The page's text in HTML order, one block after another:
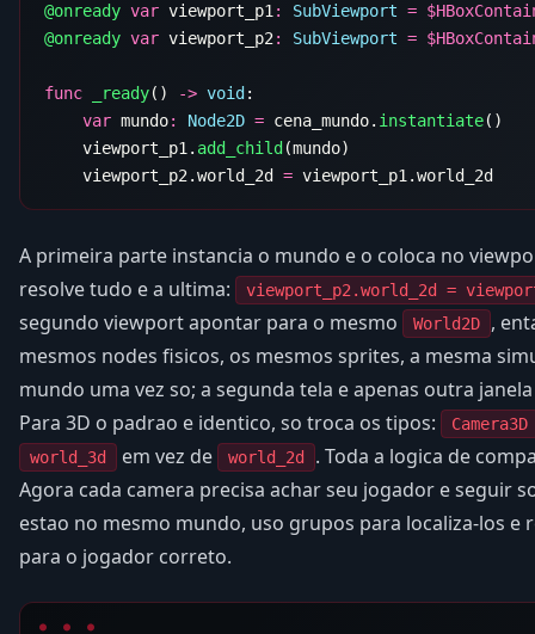
@onready var viewport_p1 : SubViewport = $
@onready var viewport_p2: SubViewport = $
func _ready() -> void
    var
mundo: Node2D = cena_mundo. instantiate
    viewport_p1.
add_child
    viewport_p2.world_2d
=
A primeira parte instancia o mundo e o coloca no
resolve tudo e a ultima:
viewport_p2.world_2d =
segundo viewport apontar para o mesmo World2D
,
mesmos nodes fisicos, os mesmos sprites, a mesma
mundo uma vez so; a segunda tela e apenas outra
Para 3D o padrao e identico, so troca os tipos:
Camera3D
world_3d
em vez de world_2d
. Toda a logica de
Agora cada camera precisa achar seu jogador e seguir
estao no mesmo mundo, uso grupos para localiza-los e
para o jogador correto.